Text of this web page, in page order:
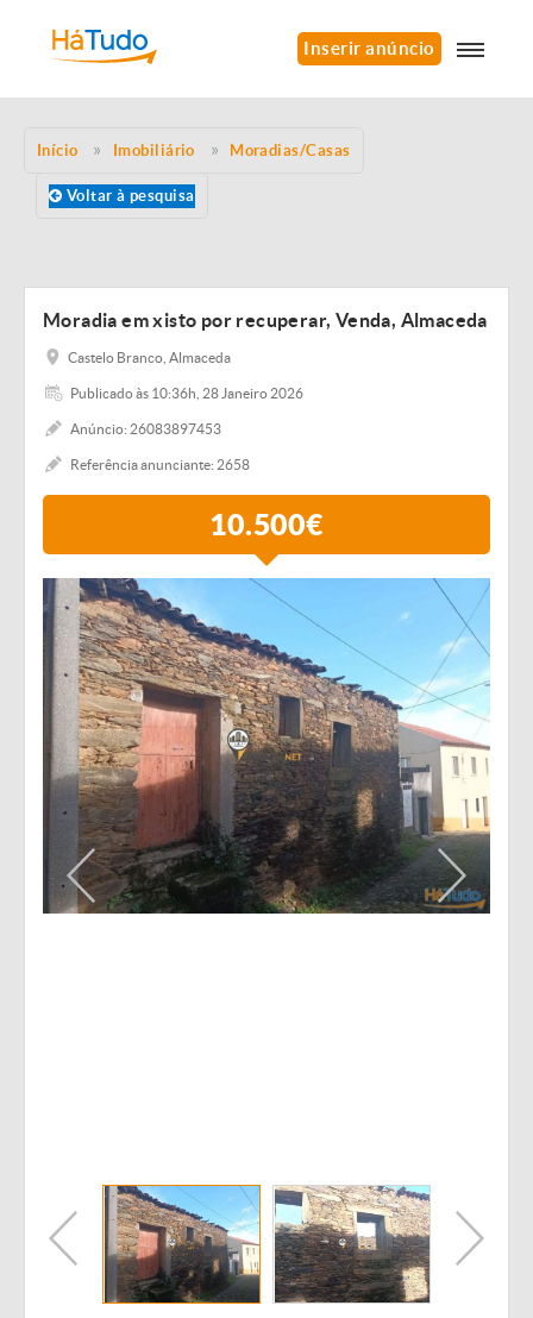
Inserir anúncio
Início Imobiliário Moradias/Casas
Voltar à pesquisa
Moradia em xisto por recuperar, Venda, Almaceda
Castelo Branco, Almaceda
Publicado às 10:36h, 28 Janeiro 2026
Anúncio: 26083897453
Referência anunciante: 2658
10.500€